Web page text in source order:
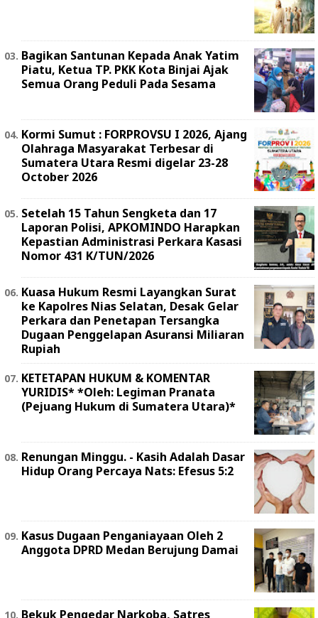
Bagikan Santunan Kepada Anak Yatim
Piatu, Ketua TP. PKK Kota Binjai Ajak
Semua Orang Peduli Pada Sesama
Kormi Sumut : FORPROVSU I 2026, Ajang
Olahraga Masyarakat Terbesar di
Sumatera Utara Resmi digelar 23-28
October 2026
Setelah 15 Tahun Sengketa dan 17
Laporan Polisi, APKOMINDO Harapkan
Kepastian Administrasi Perkara Kasasi
Nomor 431 K/TUN/2026
Kuasa Hukum Resmi Layangkan Surat
ke Kapolres Nias Selatan, Desak Gelar
Perkara dan Penetapan Tersangka
Dugaan Penggelapan Asuransi Miliaran
Rupiah
KETETAPAN HUKUM & KOMENTAR
YURIDIS* *Oleh: Legiman Pranata
(Pejuang Hukum di Sumatera Utara)*
Renungan Minggu. - Kasih Adalah Dasar
Hidup Orang Percaya Nats: Efesus 5:2
Kasus Dugaan Penganiayaan Oleh 2
Anggota DPRD Medan Berujung Damai
Bekuk Pengedar Narkoba, Satres